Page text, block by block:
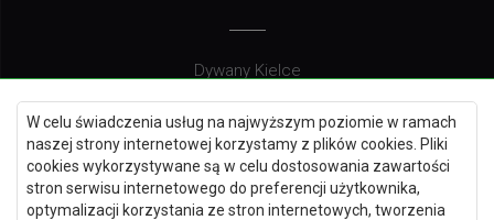
W celu świadczenia usług na najwyższym poziomie w ramach
naszej strony internetowej korzystamy z plików cookies. Pliki
cookies wykorzystywane są w celu dostosowania zawartości
stron serwisu internetowego do preferencji użytkownika,
optymalizacji korzystania ze stron internetowych, tworzenia
Dywany Kielce
Dywany Gdańsk
Dywany Toruń
Dywany Bydgoszcz